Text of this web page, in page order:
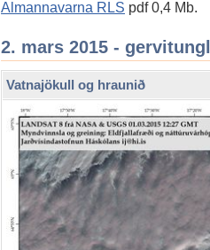
Almannavarna RLS pdf 0,4 Mb.
2. mars 2015 -
Vatnajökull og hraunið